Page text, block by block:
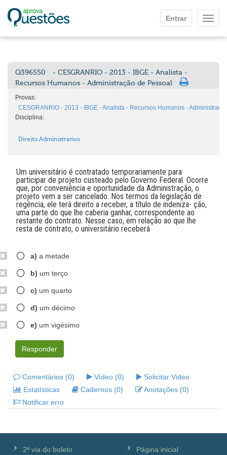
Entrar
Q396550
- CESGRANRIO - 2013 - IBGE - Analista -
Recursos Humanos - Administração de Pessoal
Provas:
CESGRANRIO - 2013 - IBGE - Analista - Recursos Humanos -
Disciplina:
Direito Administrativo
Um universitário é contratado temporariamente para
participar de projeto custeado pelo Governo Federal. Ocorre
que, por conveniência e oportunidade da Administração, o
projeto vem a ser cancelado. Nos termos da legislação de
regência, ele terá direito a receber, a título de indeniza- ção,
uma parte do que lhe caberia ganhar, correspondente ao
restante do contrato. Nesse caso, em relação ao que lhe
resta de contrato, o universitário receberá
a) a metade
b) um terço
c) um quarto
d) um décimo
e) um vigésimo
Responder
Comentários (0) Vídeo (0)
Solicitar Video
Estatísticas
Cadernos (0)
Anotações (0)
Notificar erro
2ª via do boleto Página inicial